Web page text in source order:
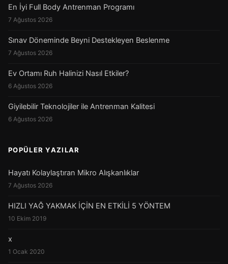
En İyi Full Body Antrenman Programı
7 Ağustos 2026
Sınav Döneminde Beyni Destekleyen Beslenme
7 Ağustos 2026
Ev Ortamı Ruh Halinizi Nasıl Etkiler?
6 Ağustos 2026
Giyilebilir Teknolojiler ile Antrenman Kalitesi
6 Ağustos 2026
POPÜLER YAZILAR
Hayatı Kolaylaştıran Mikro Alışkanlıklar
7 Ağustos 2026
HIZLI YAĞ YAKMAK İÇİN EN ETKİLİ 5 YÖNTEM
10 Ekim 2019
x
1 Ocak 2020